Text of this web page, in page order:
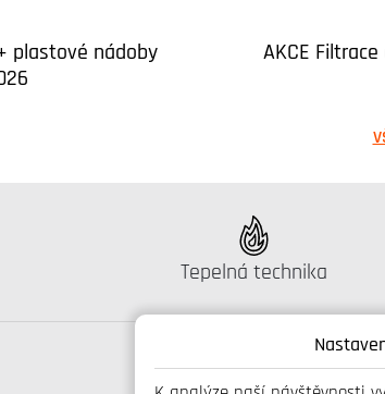
plastové nádoby
AKCE
Katalog:
Tepelná technika